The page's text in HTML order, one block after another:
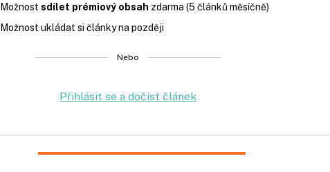
Možnost sdílet prémiový obsah zdarma (5 článků měsíčně)
Možnost ukládat si články na později
Nebo
Přihlásit se a dočíst článek